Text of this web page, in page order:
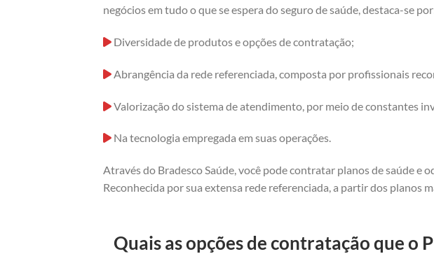
negócios em tudo o que se espera do seguro de saúde, destaca-se
Diversidade de produtos e opções de contratação;
Abrangência da rede referenciada, composta por profissionais
Valorização do sistema de atendimento, por meio de constantes
Na tecnologia empregada em suas operações.
Através do Bradesco Saúde, você pode contratar planos de saúde
Reconhecida por sua extensa rede referenciada, a partir dos planos
Quais as opções de contratação que o